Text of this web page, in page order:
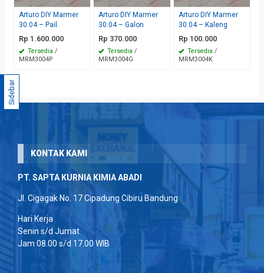
Arturo DIY Marmer
30.04 – Pail
Rp 1.600.000
Tersedia /
MRM3004P
Arturo DIY Marmer
30.04 – Galon
Rp 370.000
Tersedia /
MRM3004G
Arturo DIY Marmer
30.04 – Kaleng
Rp 100.000
Tersedia /
MRM3004K
Sidebar
KONTAK KAMI
PT. SAPTA KURNIA KIMIA ABADI
Jl. Cigagak No. 17 Cipadung Cibiru Bandung
Hari Kerja
Senin s/d Jumat
Jam 08.00 s/d 17.00 WIB